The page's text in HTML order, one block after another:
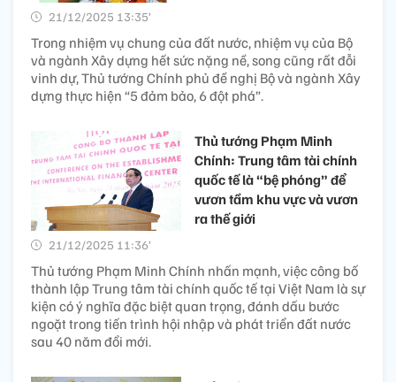
21/12/2025 13:35’
Trong nhiệm vụ chung của đất nước, nhiệm vụ của Bộ
và ngành Xây dựng hết sức nặng nề, song cũng rất đỗi
vinh dự, Thủ tướng Chính phủ đề nghị Bộ và ngành Xây
dựng thực hiện “5 đảm bảo, 6 đột phá”.
Thủ tướng Phạm Minh
Chính: Trung tâm tài chính
quốc tế là “bệ phóng” để
vươn tầm khu vực và vươn
ra thế giới
21/12/2025 11:36’
Thủ tướng Phạm Minh Chính nhấn mạnh, việc công bố
thành lập Trung tâm tài chính quốc tế tại Việt Nam là sự
kiện có ý nghĩa đặc biệt quan trọng, đánh dấu bước
ngoặt trong tiến trình hội nhập và phát triển đất nước
sau 40 năm đổi mới.